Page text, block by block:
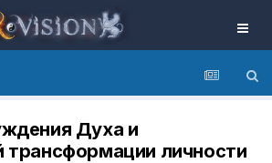
Духа и
трансформации личности